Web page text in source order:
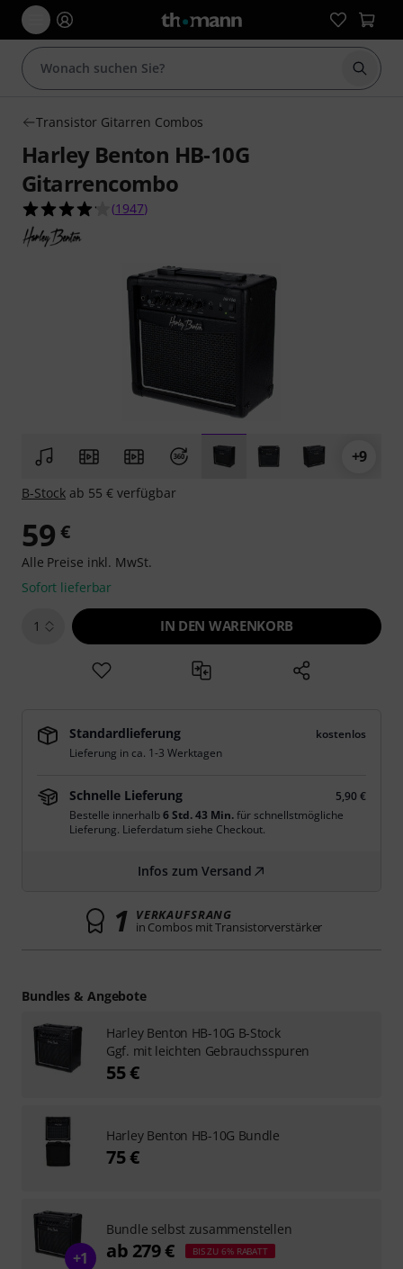
Suche
Transistor Gitarren Combos
Harley Benton HB-10G
Gitarrencombo
4.1 von 5 Sternen aus 1947
(1947)
+9
B-Stock ab 55 € verfügbar
59 €
Alle Preise inkl. MwSt.
Sofort lieferbar
1 IN DEN WARENKORB
Standardlieferung
kostenlos
Lieferung in ca. 1-3 Werktagen
Schnelle Lieferung
5,90 €
Bestelle innerhalb6 Std. 43 Min.für schnellstmögliche
Lieferung. Lieferdatum siehe Checkout.
Infos zum Versand
1 VERKAUFSRANG
in Combos mit Transistorverstärker
Bundles & Angebote
Harley Benton HB-10G B-Stock
Ggf. mit leichten Gebrauchsspuren
55 €
Harley Benton HB-10G Bundle
75 €
+1
Bundle selbst zusammenstellen
ab 279 € BIS ZU 6% RABATT